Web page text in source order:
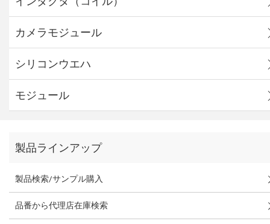
カメラモジュール
シリコンウエハ
モジュール
製品ラインアップ
製品検索/サンプル購入
品番から代理店在庫検索